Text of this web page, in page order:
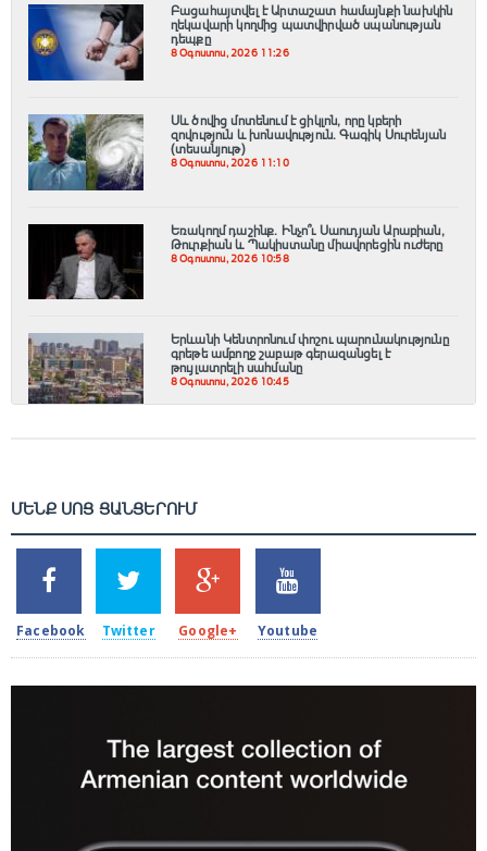
Բացահայտվել է Արտաշատ համայնքի նախկին
ղեկավարի կողմից պատվիրված սպանության
դեպքը
8 Օգոստոս, 2026 11:26
Սև ծովից մոտենում է ցիկլոն, որը կբերի
զովություն և խոնավություն․ Գագիկ Սուրենյան
(տեսանյութ)
8 Օգոստոս, 2026 11:10
Եռակողմ դաշինք․ Ինչո՞ւ Սաուդյան Արաբիան,
Թուրքիան և Պակիստանը միավորեցին ուժերը
8 Օգոստոս, 2026 10:58
Երևանի Կենտրոնում փոշու պարունակությունը
գրեթե ամբողջ շաբաթ գերազանցել է
թույլատրելի սահմանը
8 Օգոստոս, 2026 10:45
ՄԵՆՔ ՍՈՑ ՑԱՆՑԵՐՈՒՄ
2k
SHARES
Facebook
1.5k
TWEETS
Twitter
203
SHARES
Google+
620
SHARES
Youtube